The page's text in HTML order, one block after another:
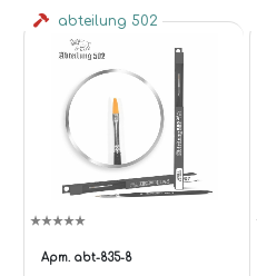
abteilung 502
Арт. abt-835-8